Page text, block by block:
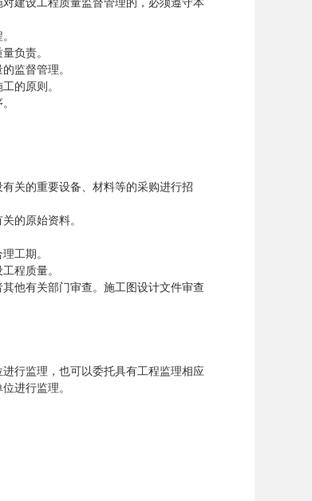
设工程质量监督管理的，必须遵守本
负责。
监督管理。
的原则。
关的重要设备、材料等的采购进行招
的原始资料。
工期。
程质量。
有关部门审查。施工图设计文件审查
监理，也可以委托具有工程监理相应
进行监理。